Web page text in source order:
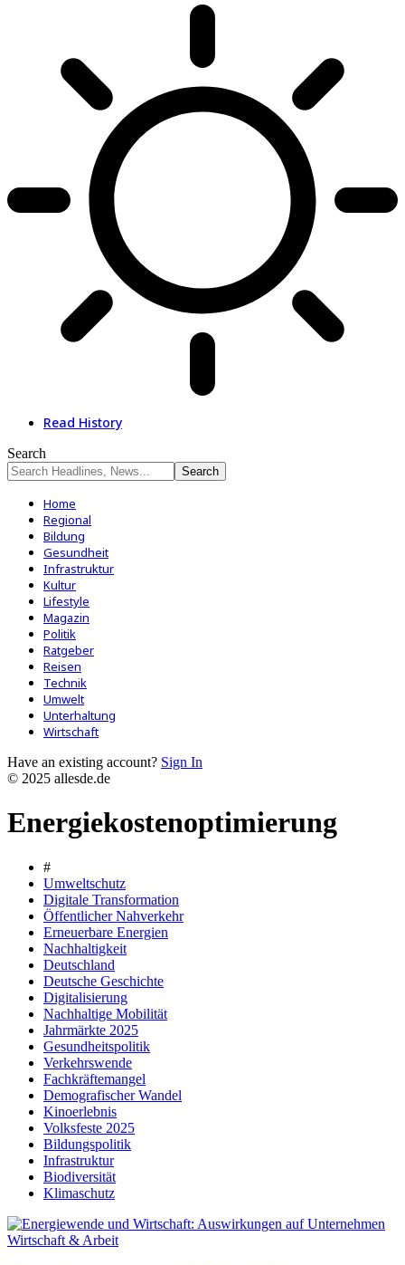
Read History
Search
Home
Regional
Bildung
Gesundheit
Infrastruktur
Kultur
Lifestyle
Magazin
Politik
Ratgeber
Reisen
Technik
Umwelt
Unterhaltung
Wirtschaft
Have an existing account? Sign In
© 2025 allesde.de
Energiekostenoptimierung
#
Umweltschutz
Digitale Transformation
Öffentlicher Nahverkehr
Erneuerbare Energien
Nachhaltigkeit
Deutschland
Deutsche Geschichte
Digitalisierung
Nachhaltige Mobilität
Jahrmärkte 2025
Gesundheitspolitik
Verkehrswende
Fachkräftemangel
Demografischer Wandel
Kinoerlebnis
Volksfeste 2025
Bildungspolitik
Infrastruktur
Biodiversität
Klimaschutz
Wirtschaft & Arbeit